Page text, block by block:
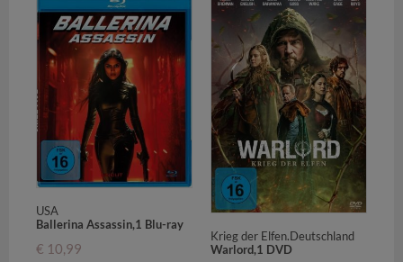
USA
Ballerina Assassin,1 Blu-ray
€ 10,99
Krieg der Elfen.Deutschland
Warlord,1 DVD